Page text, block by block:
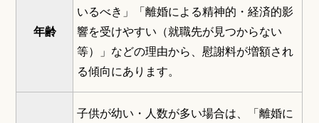
年齢
いるべき」「離婚による精神的・経済的影
響を受けやすい（就職先が見つからない
等）」などの理由から、慰謝料が増額され
る傾向にあります。
子供が幼い・人数が多い場合は、「離婚に